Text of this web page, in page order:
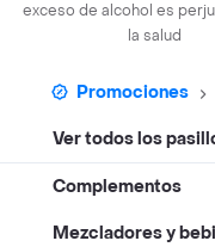
exceso de alcohol es
la salud
Promociones
Ver todos los
Complementos
Mezcladores y